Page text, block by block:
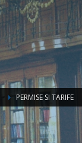
PERMISE SI TARIFE